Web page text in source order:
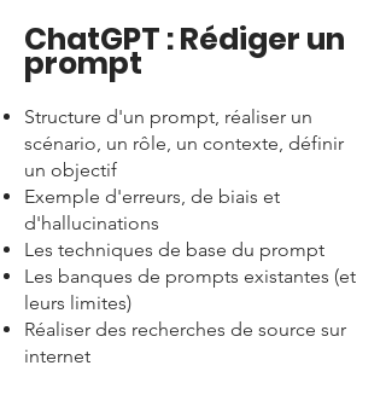
ChatGPT : Rédiger un
prompt
Structure d'un prompt, réaliser un
scénario, un rôle, un contexte, définir
un objectif
Exemple d'erreurs, de biais et
d'hallucinations
Les techniques de base du prompt
Les banques de prompts existantes (et
leurs limites)
Réaliser des recherches de source sur
internet